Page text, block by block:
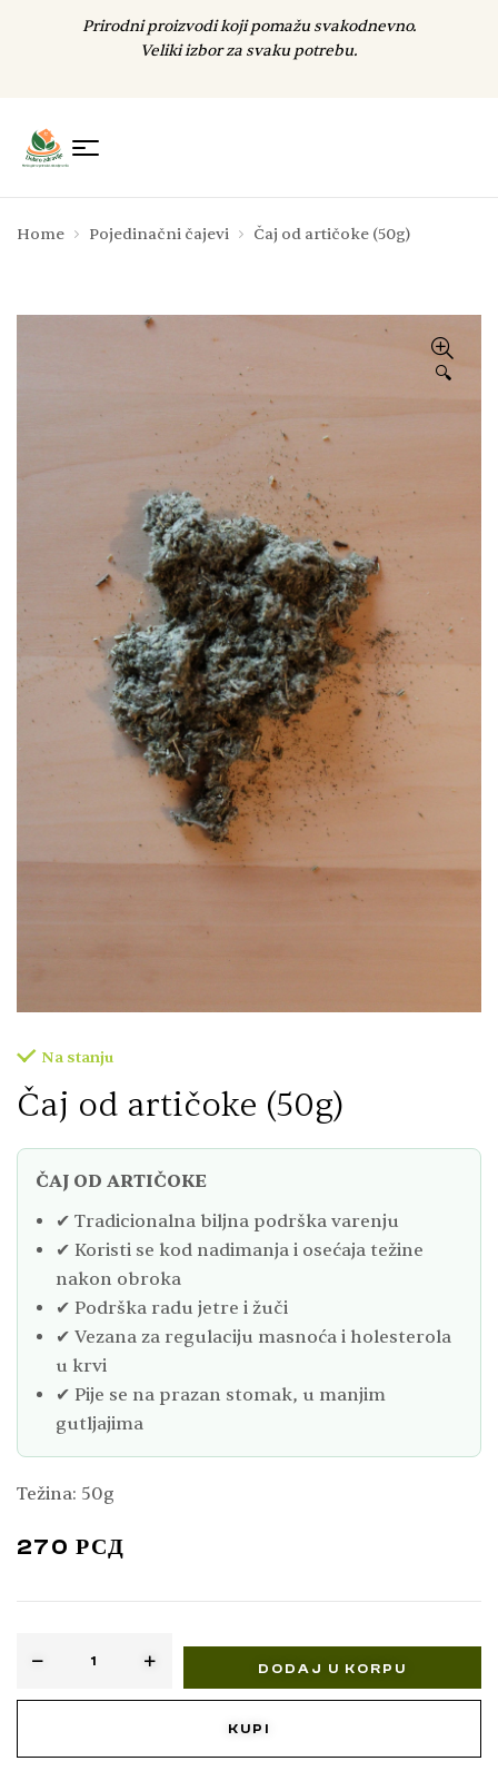
Prirodni proizvodi koji pomažu svakodnevno.
Veliki izbor za svaku potrebu.
Home Pojedinačni čajevi Čaj od artičoke (50g)
🔍
Na stanju
Čaj od artičoke (50g)
ČAJ OD ARTIČOKE
✔ Tradicionalna biljna podrška varenju
✔ Koristi se kod nadimanja i osećaja težine
nakon obroka
✔ Podrška radu jetre i žuči
✔ Vezana za regulaciju masnoća i holesterola
u krvi
✔ Pije se na prazan stomak, u manjim
gutljajima
Težina: 50g
270 РСД
DODAJ U KORPU
KUPI